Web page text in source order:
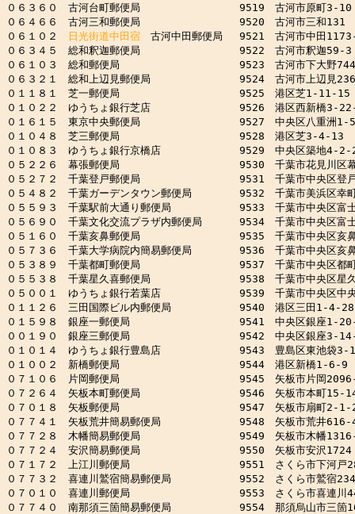
０６３６０　古河台町郵便局　　　　　　　　　 9519　古河市原町3-10
０６４６６　古河三和郵便局　　　　　　　　　 9520　古河市三和131
０６１０２
日光街道中田宿 古河中田郵便局　 9521　古河市中田
０６３４５　総和釈迦郵便局　　　　　　　　　 9522　古河市釈迦59-3
０６１０３　総和郵便局　　　　　　　　　　　 9523　古河市下大野
０６３２１　総和上辺見郵便局　　　　　　　　 9524　古河市上辺見
０１１８１　芝一郵便局　　　　　　　　　　　 9525　港区芝1-11-15
０１０２２　ゆうちょ銀行芝店　　　　　　　　 9526　港区西新橋3-
０１６１５　東京中央郵便局　　　　　　　　　 9527　中央区八重洲
０１０４８　芝三郵便局　　　　　　　　　　　 9528　港区芝3-4-13
０１０８３　ゆうちょ銀行京橋店　　　　　　　 9529　中央区築地4-2-
０５２２６　幕張郵便局　　　　　　　　　　　 9530　千葉市花見川区
０５２７２　千葉登戸郵便局　　　　　　　　　 9531　千葉市中央区
０５４８２　千葉ガーデンタウン郵便局　　　　 9532　千葉市美浜区
０５５９３　千葉駅前大通り郵便局　　　　　　 9533　千葉市中央区
０５６９０　千葉文化交流プラザ内郵便局　　　 9534　千葉市中央区
０５１６０　千葉亥鼻郵便局　　　　　　　　　 9535　千葉市中央区
０５７３６　千葉大学病院内簡易郵便局　　　　 9536　千葉市中央区
０５３８９　千葉都町郵便局　　　　　　　　　 9537　千葉市中央区
０５５３８　千葉星久喜郵便局　　　　　　　　 9538　千葉市中央区星
０５００１　ゆうちょ銀行若葉店　　　　　　　 9539　千葉市中央区
０１１２６　三田国際ビル内郵便局　　　　　　 9540　港区三田1-4-28
０１５９８　銀座一郵便局　　　　　　　　　　 9541　中央区銀座1-
００１９０　銀座三郵便局　　　　　　　　　　 9542　中央区銀座3-
０１０１４　ゆうちょ銀行豊島店　　　　　　　 9543　豊島区東池袋
０１００２　新橋郵便局　　　　　　　　　　　 9544　港区新橋1-6-9
０７１０６　片岡郵便局　　　　　　　　　　　 9545　矢板市片岡
０７２６４　矢板本町郵便局　　　　　　　　　 9546　矢板市本町15-
０７０１８　矢板郵便局　　　　　　　　　　　 9547　矢板市扇町2-1-
０７７４１　矢板荒井簡易郵便局　　　　　　　 9548　矢板市荒井616-
０７７２８　木幡簡易郵便局　　　　　　　　　 9549　矢板市木幡
０７７２４　安沢簡易郵便局　　　　　　　　　 9550　矢板市安沢1724
０７１７２　上江川郵便局　　　　　　　　　　 9551　さくら市下河戸
０７７３２　喜連川鷲宿簡易郵便局　　　　　　 9552　さくら市鷲宿
０７０１０　喜連川郵便局　　　　　　　　　　 9553　さくら市喜連川
０７７４０　南那須三箇簡易郵便局　　　　　　 9554　那須烏山市三箇